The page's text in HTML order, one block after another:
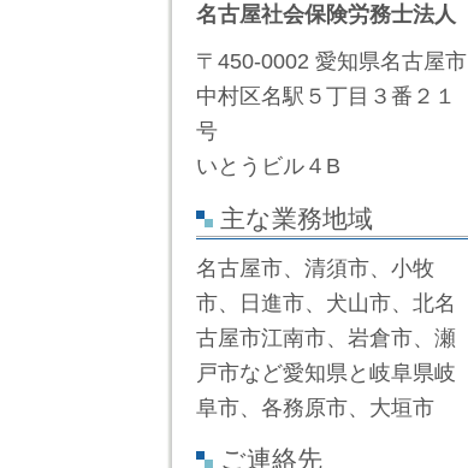
名古屋社会保険労務士法人
〒450-0002 愛知県名古屋市
中村区名駅５丁目３番２１
号
いとうビル４B
主な業務地域
名古屋市、清須市、小牧
市、日進市、犬山市、北名
古屋市江南市、岩倉市、瀬
戸市など愛知県と岐阜県岐
阜市、各務原市、大垣市
ご連絡先